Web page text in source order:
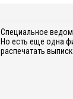
Специальное
Но есть еще одна
распечатать